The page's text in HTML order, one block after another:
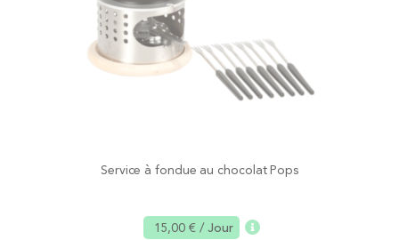
Service à fondue au chocolat Pops
15,00 €/ Jour